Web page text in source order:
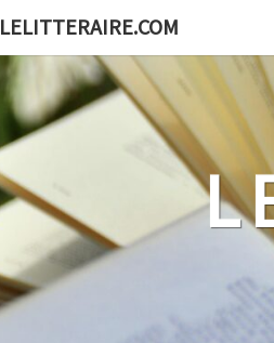
LELITTERAIRE.COM